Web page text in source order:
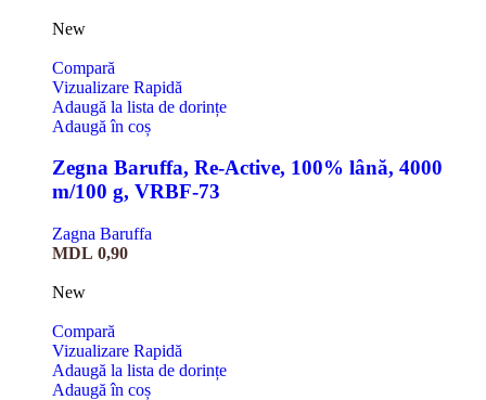
New
Compară
Vizualizare Rapidă
Adaugă la lista de dorințe
Adaugă în coș
Zegna Baruffa, Re-Active, 100% lână, 4000
m/100 g, VRBF-73
Zagna Baruffa
MDL 0,90
New
Compară
Vizualizare Rapidă
Adaugă la lista de dorințe
Adaugă în coș